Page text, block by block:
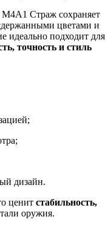
Страж сохраняет
цветами и
идеально подходит для
точность и стиль
дизайн.
ценит стабильность,
оружия.